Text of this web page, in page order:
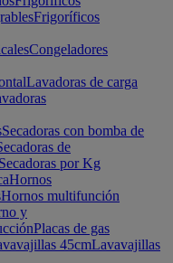
Frigoríficos
Congeladores
Lavadoras de carga
Secadoras con bomba de
de
Secadoras por Kg
Hornos
Hornos multifunción
y
Placas de gas
45cmLavavajillas